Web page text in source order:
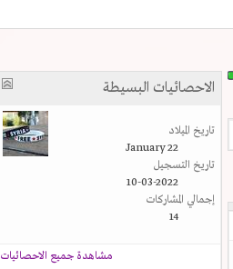
الاحصائيات البسيطة
تاريخ الميلاد
January 22
تاريخ التسجيل
10-03-2022
إجمالي المشاركات
14
مشاهدة جميع الاحصائيات